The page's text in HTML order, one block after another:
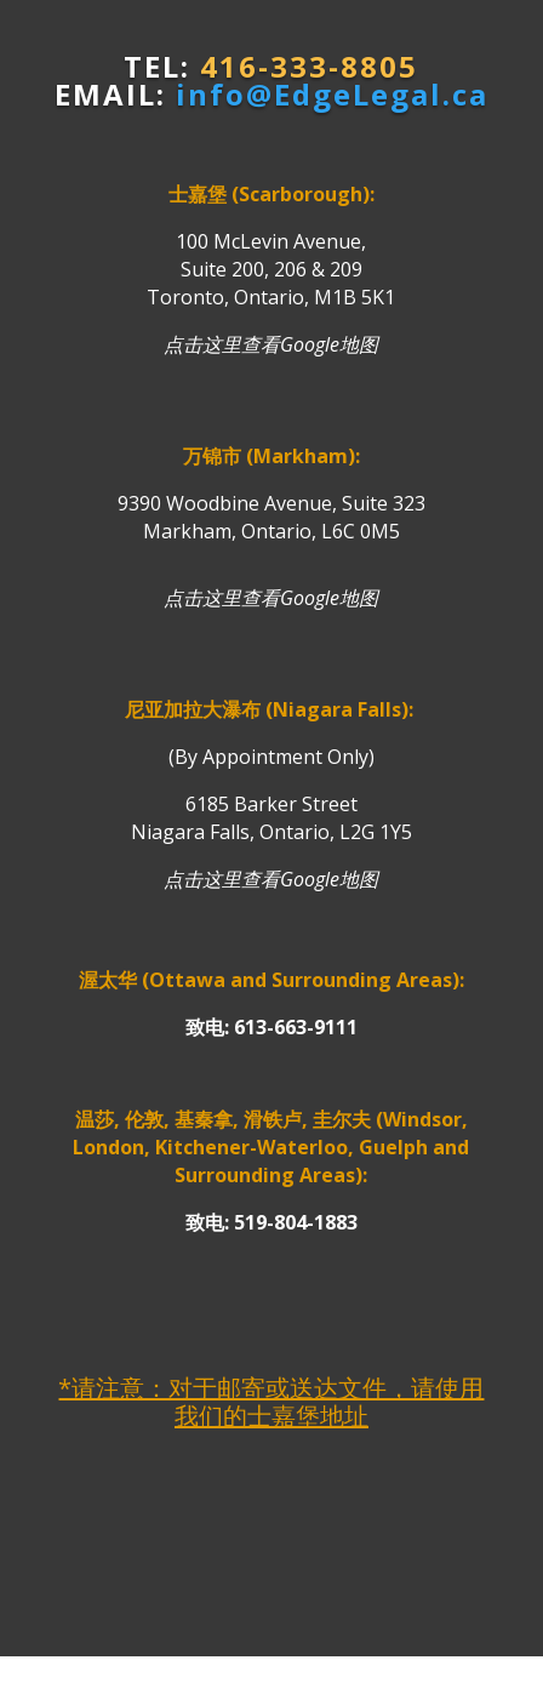
TEL: 416-333-8805
EMAIL: info@EdgeLegal.ca
士嘉堡 (Scarborough):
100 McLevin Avenue,
Suite 200, 206 & 209
Toronto, Ontario, M1B 5K1
点击这里查看Google地图
万锦市 (Markham):
9390 Woodbine Avenue, Suite 323
Markham, Ontario, L6C 0M5
点击这里查看Google地图
尼亚加拉大瀑布 (Niagara Falls):
(By Appointment Only)
6185 Barker Street
Niagara Falls, Ontario, L2G 1Y5
点击这里查看Google地图
渥太华 (Ottawa and Surrounding Areas):
致电: 613-663-9111
温莎, 伦敦, 基秦拿, 滑铁卢, 圭尔夫 (Windsor,
London, Kitchener-Waterloo, Guelph and
Surrounding Areas):
致电: 519-804-1883
*请注意：对于邮寄或送达文件，请使用
我们的士嘉堡地址